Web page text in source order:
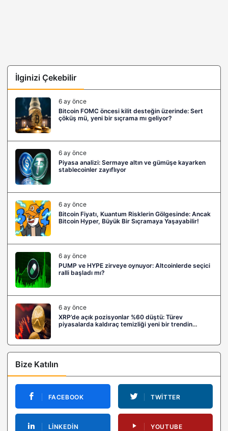
İlginizi Çekebilir
6 ay önce
Bitcoin FOMC öncesi kilit desteğin üzerinde: Sert
çöküş mü, yeni bir sıçrama mı geliyor?
6 ay önce
Piyasa analizi: Sermaye altın ve gümüşe kayarken
stablecoinler zayıflıyor
6 ay önce
Bitcoin Fiyatı, Kuantum Risklerin Gölgesinde: Ancak
Bitcoin Hyper, Büyük Bir Sıçramaya Yaşayabilir!
6 ay önce
PUMP ve HYPE zirveye oynuyor: Altcoinlerde seçici
ralli başladı mı?
6 ay önce
XRP’de açık pozisyonlar %60 düştü: Türev
piyasalarda kaldıraç temizliği yeni bir trendin
Bize Katılın
FACEBOOK TWITTER
LINKEDIN YOUTUBE